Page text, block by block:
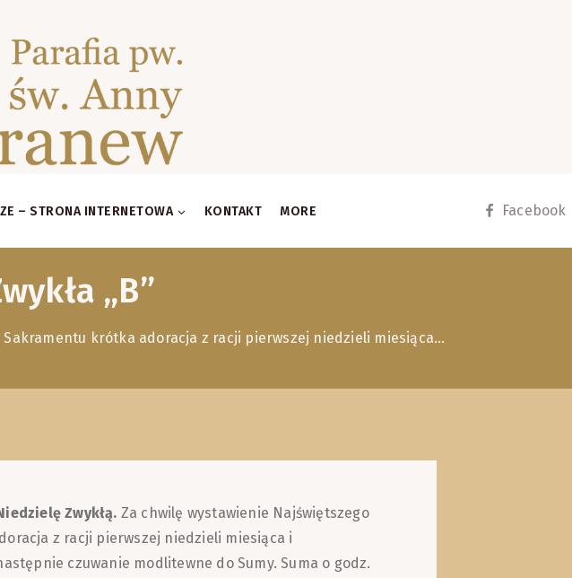
– STRONA INTERNETOWA KONTAKT MORE Facebook
„B”
Sakramentu krótka adoracja z racji pierwszej niedzieli miesiąca…
Zwykłą. Za chwilę wystawienie Najświętszego
z racji pierwszej niedzieli miesiąca i
czuwanie modlitewne do Sumy. Suma o godz.